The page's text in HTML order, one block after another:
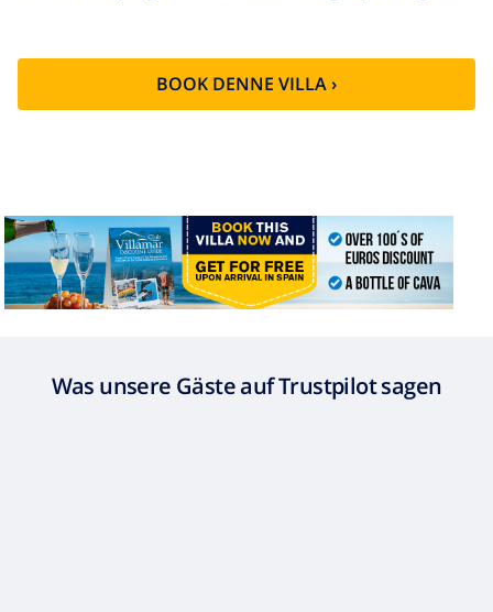
BOOK DENNE VILLA ›
Was unsere Gäste auf Trustpilot sagen